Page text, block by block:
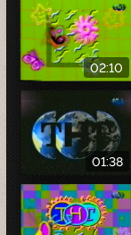
02:10
01:38